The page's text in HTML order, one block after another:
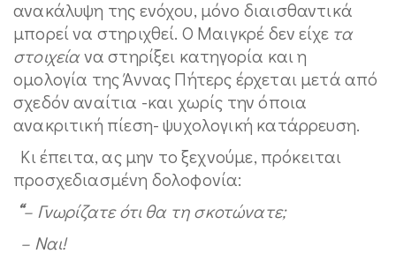
ανακάλυψη της ενόχου, μόνο διαισθαντικά
μπορεί να στηριχθεί. Ο Μαιγκρέ δεν είχε τα
στοιχείανα στηρίξει κατηγορία και η
ομολογία της Άννας Πήτερς έρχεται μετά από
σχεδόν αναίτια -και χωρίς την όποια
ανακριτική πίεση- ψυχολογική κατάρρευση.
Κι έπειτα, ας μην το ξεχνούμε, πρόκειται
προσχεδιασμένη δολοφονία:
“– Γνωρίζατε ότι θα τη σκοτώνατε;
– Ναι!